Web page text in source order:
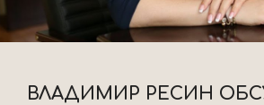
ВЛАДИМИР РЕСИН